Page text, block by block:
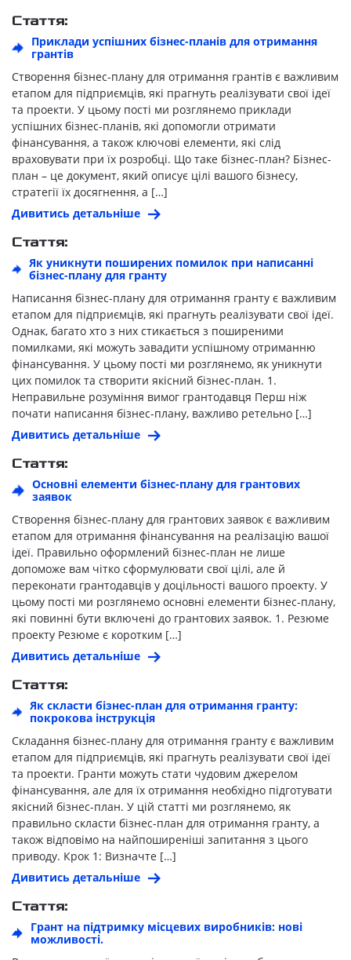
Стаття:
Приклади успішних бізнес-планів для отримання
грантів
Створення бізнес-плану для отримання грантів є важливим
етапом для підприємців, які прагнуть реалізувати свої ідеї
та проекти. У цьому пості ми розглянемо приклади
успішних бізнес-планів, які допомогли отримати
фінансування, а також ключові елементи, які слід
враховувати при їх розробці. Що таке бізнес-план? Бізнес-
план – це документ, який описує цілі вашого бізнесу,
стратегії їх досягнення, а […]
Дивитись детальніше
Стаття:
Як уникнути поширених помилок при написанні
бізнес-плану для гранту
Написання бізнес-плану для отримання гранту є важливим
етапом для підприємців, які прагнуть реалізувати свої ідеї.
Однак, багато хто з них стикається з поширеними
помилками, які можуть завадити успішному отриманню
фінансування. У цьому пості ми розглянемо, як уникнути
цих помилок та створити якісний бізнес-план. 1.
Неправильне розуміння вимог грантодавця Перш ніж
почати написання бізнес-плану, важливо ретельно […]
Дивитись детальніше
Стаття:
Основні елементи бізнес-плану для грантових
заявок
Створення бізнес-плану для грантових заявок є важливим
етапом для отримання фінансування на реалізацію вашої
ідеї. Правильно оформлений бізнес-план не лише
допоможе вам чітко сформулювати свої цілі, але й
переконати грантодавців у доцільності вашого проекту. У
цьому пості ми розглянемо основні елементи бізнес-плану,
які повинні бути включені до грантових заявок. 1. Резюме
проекту Резюме є коротким […]
Дивитись детальніше
Стаття:
Як скласти бізнес-план для отримання гранту:
покрокова інструкція
Складання бізнес-плану для отримання гранту є важливим
етапом для підприємців, які прагнуть реалізувати свої ідеї
та проекти. Гранти можуть стати чудовим джерелом
фінансування, але для їх отримання необхідно підготувати
якісний бізнес-план. У цій статті ми розглянемо, як
правильно скласти бізнес-план для отримання гранту, а
також відповімо на найпоширеніші запитання з цього
приводу. Крок 1: Визначте […]
Дивитись детальніше
Стаття:
Грант на підтримку місцевих виробників: нові
можливості.